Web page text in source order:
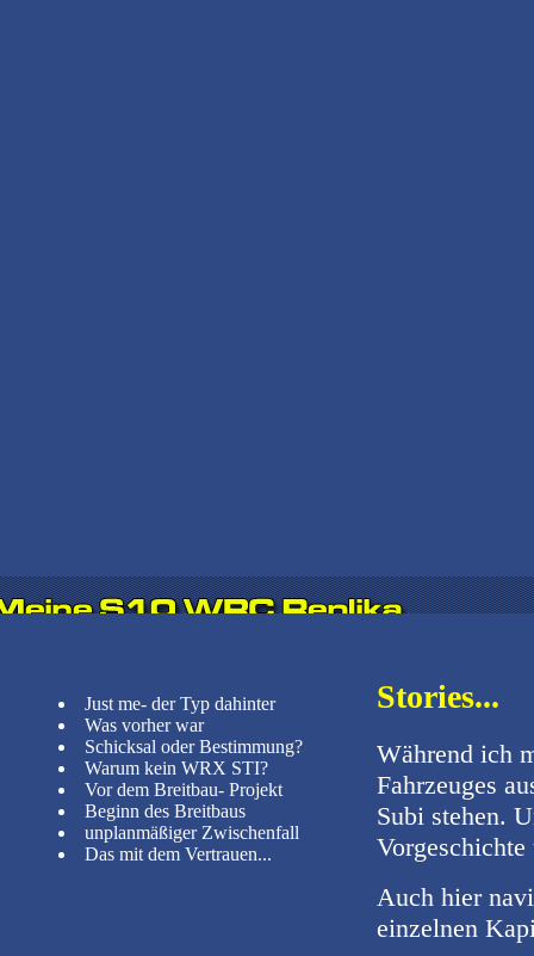
Just me- der Typ dahinter
Was vorher war
Schicksal oder Bestimmung?
Warum kein WRX STI?
Vor dem Breitbau- Projekt
Beginn des Breitbaus
unplanmäßiger Zwischenfall
Das mit dem Vertrauen...
Stories...
Während ich
Fahrzeuges
Subi stehen.
Auch hier
einzelnen